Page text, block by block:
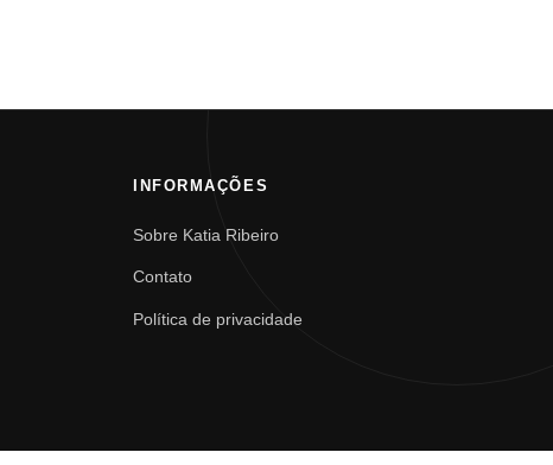
INFORMAÇÕES
Sobre Katia Ribeiro
Contato
Política de privacidade